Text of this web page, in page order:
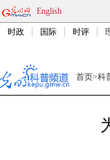
English
时政 国际 时评
首页>科